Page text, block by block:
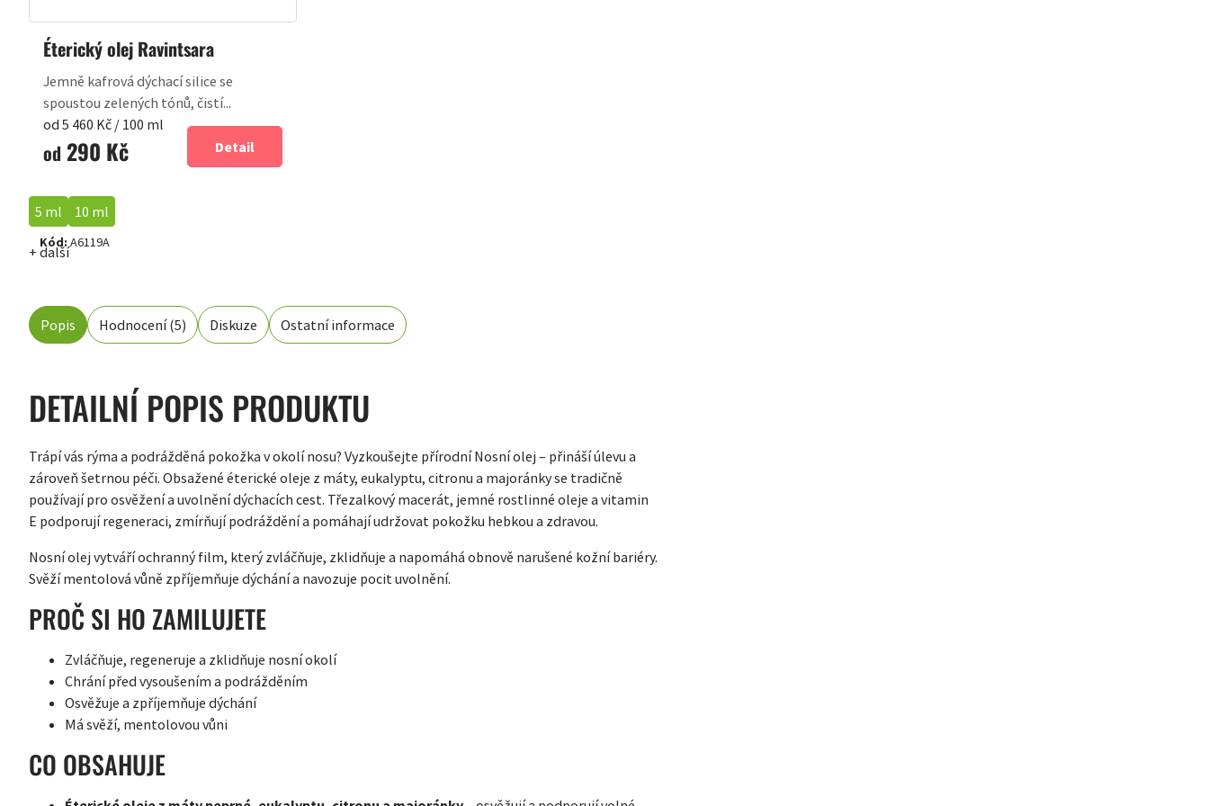
Éterický olej Ravintsara
od 290 Kč
Měrná
cena:
od 5 460 Kč / 100 ml
Detail
Jemně kafrová dýchací silice se
spoustou zelených tónů, čistí...
5 ml 10 ml
+ další
Kód: A6119A
Popis Hodnocení (5) Diskuze Ostatní informace
DETAILNÍ POPIS PRODUKTU
Trápí vás rýma a podrážděná pokožka v okolí nosu? Vyzkoušejte přírodní Nosní olej – přináší úlevu a
zároveň šetrnou péči. Obsažené éterické oleje z máty, eukalyptu, citronu a majoránky se tradičně
používají pro osvěžení a uvolnění dýchacích cest. Třezalkový macerát, jemné rostlinné oleje a vitamin
E podporují regeneraci, zmírňují podráždění a pomáhají udržovat pokožku hebkou a zdravou.
Nosní olej vytváří ochranný film, který zvláčňuje, zklidňuje a napomáhá obnově narušené kožní bariéry.
Svěží mentolová vůně zpříjemňuje dýchání a navozuje pocit uvolnění.
PROČ SI HO ZAMILUJETE
Zvláčňuje, regeneruje a zklidňuje nosní okolí
Chrání před vysoušením a podrážděním
Osvěžuje a zpříjemňuje dýchání
Má svěží, mentolovou vůni
CO OBSAHUJE